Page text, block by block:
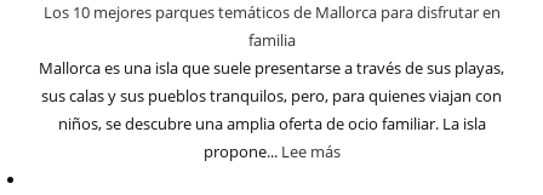
Los 10 mejores parques temáticos de Mallorca para disfrutar en
familia
Mallorca es una isla que suele presentarse a través de sus playas,
sus calas y sus pueblos tranquilos, pero, para quienes viajan con
niños, se descubre una amplia oferta de ocio familiar. La isla
propone... Lee más